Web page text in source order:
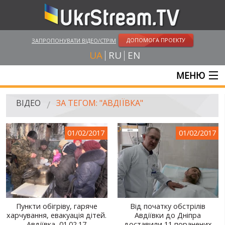
ЗАПРОПОНУВАТИ ВІДЕО/СТРІМ ДОПОМОГА ПРОЕКТУ
UA RU EN
МЕНЮ
ГОЛОВНА
ВІДЕО
UKRSTREAM.TV
ВІДЕО ЗМІ
АМАТОРСЬКЕ ВІДЕО
ХУДОЖНІ ТА ДОКУМЕНТАЛЬНІ ПРОЕКТИ
ВІДЕО ЗА ТЕГОМ: "АВДІЇВКА"
01/02/2017
Пункти обігріву, гаряче
харчування, евакуація дітей.
01/02/2017
Від початку обстрілів
Авдіївки до Дніпра